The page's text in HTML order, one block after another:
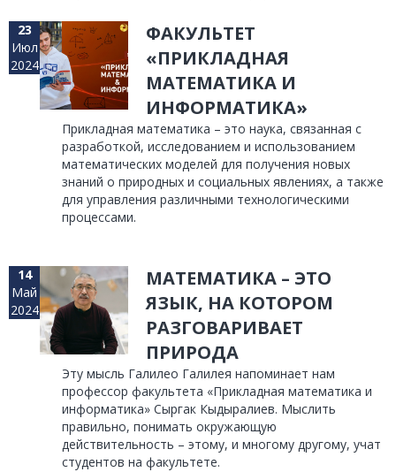
23
Июл
2024
ФАКУЛЬТЕТ
«ПРИКЛАДНАЯ
МАТЕМАТИКА И
ИНФОРМАТИКА»
Прикладная математика – это наука, связанная с
разработкой, исследованием и использованием
математических моделей для получения новых
знаний о природных и социальных явлениях, а также
для управления различными технологическими
процессами.
14
Май
2024
МАТЕМАТИКА – ЭТО
ЯЗЫК, НА КОТОРОМ
РАЗГОВАРИВАЕТ
ПРИРОДА
Эту мысль Галилео Галилея напоминает нам
профессор факультета «Прикладная математика и
информатика» Сыргак Кыдыралиев. Мыслить
правильно, понимать окружающую
действительность – этому, и многому другому, учат
студентов на факультете.